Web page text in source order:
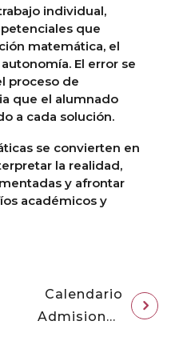
individual,
que
matemática, el
El error se
proceso de
que el alumnado
a cada solución.
se convierten en
la realidad,
y afrontar
académicos y
Calendario
Admisiones